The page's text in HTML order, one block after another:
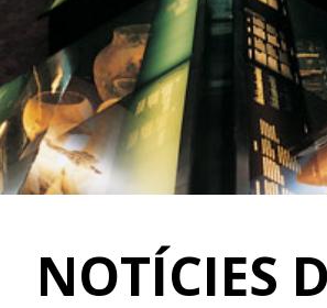
NOTÍCIES